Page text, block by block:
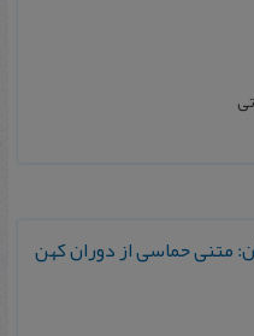
متنی حماسی از دوران کهن